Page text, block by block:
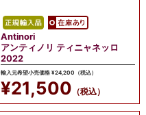
Antinori
アンティノリ ティニャネッロ
2022
輸入元希望小売価格 ¥24,200（税込）
¥21,500 （税込）